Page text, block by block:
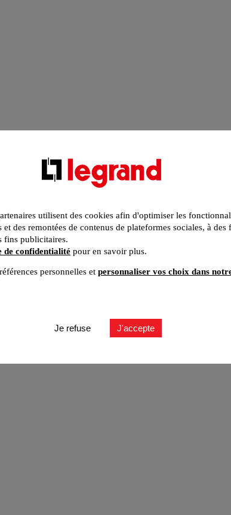
utilisent des cookies afin d'optimiser les
des remontées de contenus de plateformes sociales, à des
fins publicitaires.
de confidentialité pour en savoir plus.
personnelles et personnaliser vos choix dans
Je refuse J'accepte